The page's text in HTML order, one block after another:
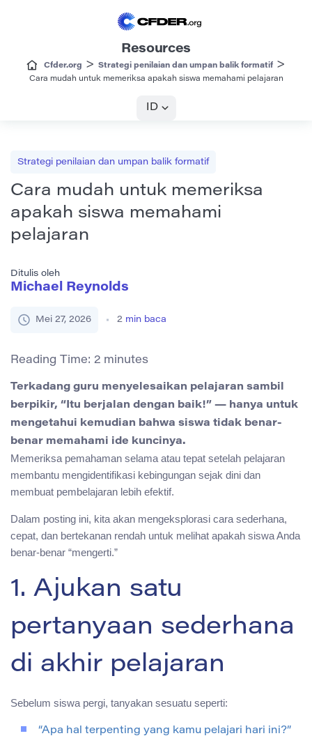
Resources
Cfder.org > Strategi penilaian dan umpan balik formatif >
Cara mudah untuk memeriksa apakah siswa memahami pelajaran
ID
Strategi penilaian dan umpan balik formatif
Cara mudah untuk memeriksa
apakah siswa memahami
pelajaran
Ditulis oleh
Michael Reynolds
Mei 27, 2026 2 min baca
Reading Time: 2 minutes
Terkadang guru menyelesaikan pelajaran sambil
berpikir, “Itu berjalan dengan baik!” — hanya untuk
mengetahui kemudian bahwa siswa tidak benar-
benar memahami ide kuncinya.
Memeriksa pemahaman selama atau tepat setelah pelajaran
membantu mengidentifikasi kebingungan sejak dini dan
membuat pembelajaran lebih efektif.
Dalam posting ini, kita akan mengeksplorasi cara sederhana,
cepat, dan bertekanan rendah untuk melihat apakah siswa Anda
benar-benar “mengerti.”
1. Ajukan satu
pertanyaan sederhana
di akhir pelajaran
Sebelum siswa pergi, tanyakan sesuatu seperti:
“Apa hal terpenting yang kamu pelajari hari ini?”